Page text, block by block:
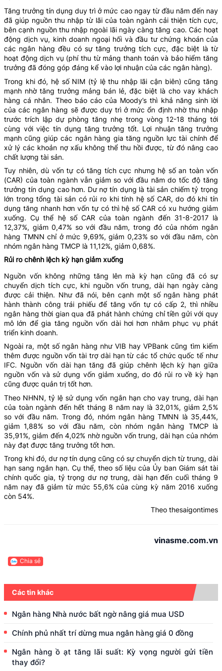
Tăng trưởng tín dụng duy trì ở mức cao ngay từ đầu năm đến nay
đã giúp nguồn thu nhập từ lãi của toàn ngành cải thiện tích cực,
bên cạnh nguồn thu nhập ngoài lãi ngày càng tăng cao. Các hoạt
động dịch vụ, kinh doanh ngoại hối và đầu tư chứng khoán của
các ngân hàng đều có sự tăng trưởng tích cực, đặc biệt là từ
hoạt động dịch vụ (phí thu từ mảng thanh toán và bảo hiểm tăng
trưởng đã đóng góp đáng kể vào lợi nhuận của các ngân hàng).
Trong khi đó, hệ số NIM (tỷ lệ thu nhập lãi cận biên) cũng tăng
mạnh nhờ tăng trưởng mảng bán lẻ, đặc biệt là cho vay khách
hàng cá nhân. Theo báo cáo của Moody’s thì khả năng sinh lời
của các ngân hàng sẽ được duy trì ở mức ổn định nhờ thu nhập
trước trích lập dự phòng tăng nhẹ trong vòng 12-18 tháng tới
cùng với việc tín dụng tăng trưởng tốt. Lợi nhuận tăng trưởng
mạnh cũng giúp các ngân hàng gia tăng nguồn lực tài chính để
xử lý các khoản nợ xấu không thể thu hồi được, từ đó nâng cao
chất lượng tài sản.
Tuy nhiên, dù vốn tự có tăng tích cực nhưng hệ số an toàn vốn
(CAR) của toàn ngành vẫn giảm so với đầu năm do tốc độ tăng
trưởng tín dụng cao hơn. Dư nợ tín dụng là tài sản chiếm tỷ trọng
lớn trong tổng tài sản có rủi ro khi tính hệ số CAR, do đó khi tín
dụng tăng nhanh hơn vốn tự có thì hệ số CAR có xu hướng giảm
xuống. Cụ thể hệ số CAR của toàn ngành đến 31-8-2017 là
12,37%, giảm 0,47% so với đầu năm, trong đó của nhóm ngân
hàng TMNN chỉ ở mức 9,69%, giảm 0,23% so với đầu năm, còn
nhóm ngân hàng TMCP là 11,12%, giảm 0,68%.
Rủi ro chênh lệch kỳ hạn giảm xuống
Nguồn vốn không những tăng lên mà kỳ hạn cũng đã có sự
chuyển dịch tích cực, khi nguồn vốn trung, dài hạn ngày càng
được cải thiện. Như đã nói, bên cạnh một số ngân hàng phát
hành thành công trái phiếu để tăng vốn tự có cấp 2, thì nhiều
ngân hàng thời gian qua đã phát hành chứng chỉ tiền gửi với quy
mô lớn để gia tăng nguồn vốn dài hơi hơn nhằm phục vụ phát
triển kinh doanh.
Ngoài ra, một số ngân hàng như VIB hay VPBank cũng tìm kiếm
thêm được nguồn vốn tài trợ dài hạn từ các tổ chức quốc tế như
IFC. Nguồn vốn dài hạn tăng đã giúp chênh lệch kỳ hạn giữa
nguồn vốn và sử dụng vốn giảm xuống, do đó rủi ro về kỳ hạn
cũng được quản trị tốt hơn.
Theo NHNN, tỷ lệ sử dụng vốn ngắn hạn cho vay trung, dài hạn
của toàn ngành đến hết tháng 8 năm nay là 32,01%, giảm 2,5%
so với đầu năm. Trong đó, nhóm ngân hàng TMNN là 35,44%,
giảm 1,88% so với đầu năm, còn nhóm ngân hàng TMCP là
35,91%, giảm đến 4,02% nhờ nguồn vốn trung, dài hạn của nhóm
này đạt được tăng trưởng tốt hơn.
Trong khi đó, dư nợ tín dụng cũng có sự chuyển dịch từ trung, dài
hạn sang ngắn hạn. Cụ thể, theo số liệu của Ủy ban Giám sát tài
chính quốc gia, tỷ trọng dư nợ trung, dài hạn đến cuối tháng 9
năm nay đã giảm từ mức 55,6% của cùng kỳ năm 2016 xuống
còn 54%.
Theo thesaigontimes
vinasme.com.vn
Chia sẻ
Các tin khác
Ngân hàng Nhà nước bất ngờ nâng giá mua USD
Chính phủ nhất trí dừng mua ngân hàng giá 0 đồng
Ngân hàng ồ ạt tăng lãi suất: Kỳ vọng người gửi tiền
thay đổi?